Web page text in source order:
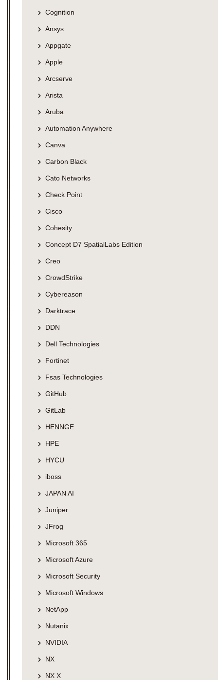
Cognition
Ansys
Appgate
Apple
Arcserve
Arista
Aruba
Automation Anywhere
Canva
Carbon Black
Cato Networks
Check Point
Cisco
Cohesity
Concept D7 SpatialLabs Edition
Creo
CrowdStrike
Cybereason
Darktrace
DDN
Dell Technologies
Fortinet
Fsas Technologies
GitHub
GitLab
HENNGE
HPE
HYCU
iboss
JAPAN AI
Juniper
JFrog
Microsoft 365
Microsoft Azure
Microsoft Security
Microsoft Windows
NetApp
Nutanix
NVIDIA
NX
NX X